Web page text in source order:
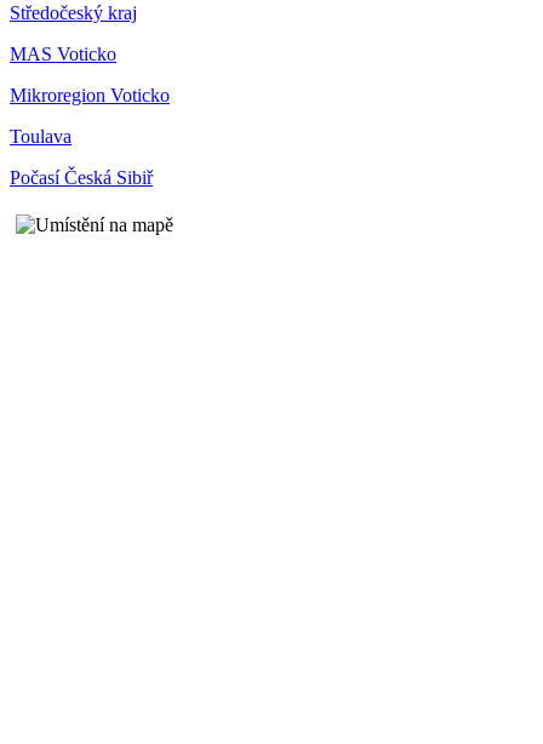
Středočeský kraj
MAS Voticko
Mikroregion Voticko
Toulava
Počasí Česká Sibiř